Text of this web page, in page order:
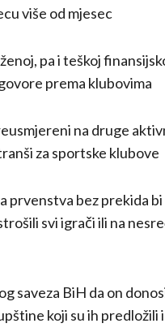
više od mjesec
pa i teškoj
prema klubovima
na druge
za sportske klubove
prvenstva bez prekida
svi igrači ili na
saveza BiH da on
koji su ih predložili